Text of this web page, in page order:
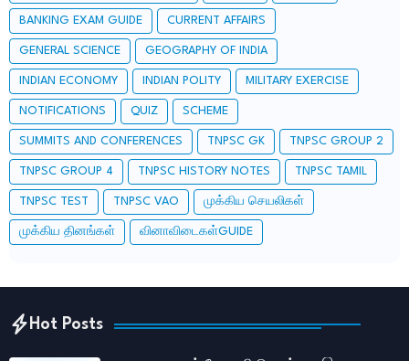
BANKING EXAM GUIDE CURRENT AFFAIRS
GENERAL SCIENCE GEOGRAPHY OF INDIA
INDIAN ECONOMY INDIAN POLITY MILITARY EXERCISE
NOTIFICATIONS QUIZ SCHEME
SUMMITS AND CONFERENCES TNPSC GK TNPSC GROUP 2
TNPSC GROUP 4 TNPSC HISTORY NOTES TNPSC TAMIL
TNPSC TEST TNPSC VAO முக்கிய செயலிகள்
முக்கிய தினங்கள் வினாவிடைகள்GUIDE
Hot Posts